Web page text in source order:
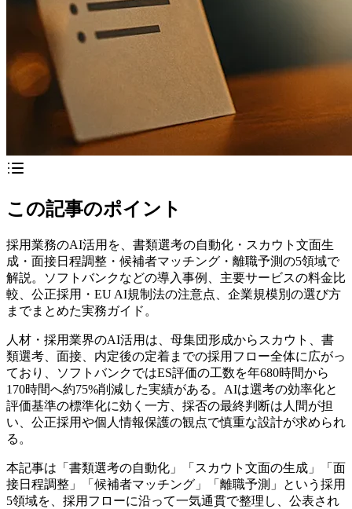
この記事のポイント
採用業務のAI活用を、書類選考の自動化・スカウト文面生
成・面接日程調整・候補者マッチング・離職予測の5領域で
解説。ソフトバンクなどの導入事例、主要サービスの料金比
較、公正採用・EU AI規制法の注意点、企業規模別の選び方
までまとめた実務ガイド。
人材・採用業界のAI活用は、母集団形成からスカウト、書
類選考、面接、内定後の定着までの採用フロー全体に広がっ
ており、ソフトバンクではES評価の工数を年680時間から
170時間へ約75%削減した実績がある。AIは選考の効率化と
評価基準の標準化に効く一方、採否の最終判断は人間が担
い、公正採用や個人情報保護の観点で慎重な設計が求められ
る。
本記事は「書類選考の自動化」「スカウト文面の生成」「面
接日程調整」「候補者マッチング」「離職予測」という採用
5領域を、採用フローに沿って一気通貫で整理し、公表され